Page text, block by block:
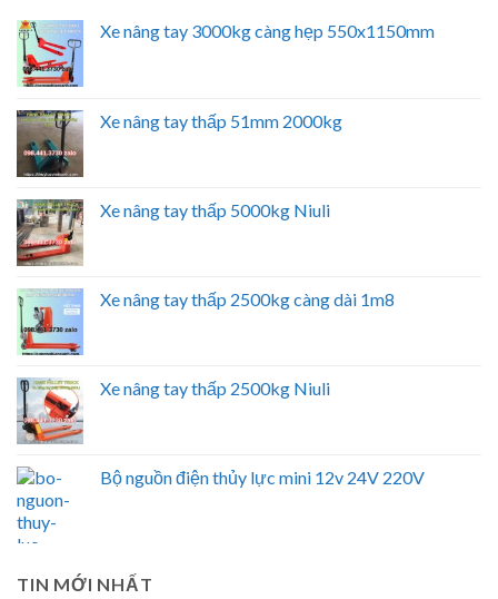
Xe nâng tay 3000kg càng hẹp 550x1150mm
Xe nâng tay thấp 51mm 2000kg
Xe nâng tay thấp 5000kg Niuli
Xe nâng tay thấp 2500kg càng dài 1m8
Xe nâng tay thấp 2500kg Niuli
Bộ nguồn điện thủy lực mini 12v 24V 220V
TIN MỚI NHẤT